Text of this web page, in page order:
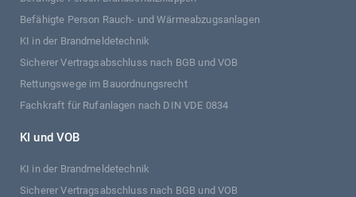
Befähigte Person Rauch- und Wärmeabzugsanlagen
KI in der Brandmeldetechnik
Sicherer Vertragsabschluss nach BGB und VOB
Rettungswege im Bauordnungsrecht
Fachkraft für Rufanlagen nach DIN VDE 0834
KI und VOB
KI in der Brandmeldetechnik
Sicherer Vertragsabschluss nach BGB und VOB